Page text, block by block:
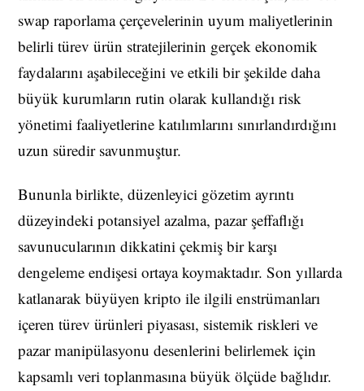
swap raporlama çerçevelerinin uyum maliyetlerinin
belirli türev ürün stratejilerinin gerçek ekonomik
faydalarını aşabileceğini ve etkili bir şekilde daha
büyük kurumların rutin olarak kullandığı risk
yönetimi faaliyetlerine katılımlarını sınırlandırdığını
uzun süredir savunmuştur.
Bununla birlikte, düzenleyici gözetim ayrıntı
düzeyindeki potansiyel azalma, pazar şeffaflığı
savunucularının dikkatini çekmiş bir karşı
dengeleme endişesi ortaya koymaktadır. Son yıllarda
katlanarak büyüyen kripto ile ilgili enstrümanları
içeren türev ürünleri piyasası, sistemik riskleri ve
pazar manipülasyonu desenlerini belirlemek için
kapsamlı veri toplanmasına büyük ölçüde bağlıdır.